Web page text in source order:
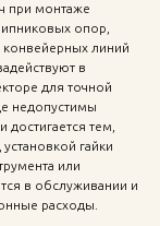
при монтаже
опор,
конвейерных линий
в
для точной
недопустимы
тем,
гайки
или
в обслуживании и
расходы.